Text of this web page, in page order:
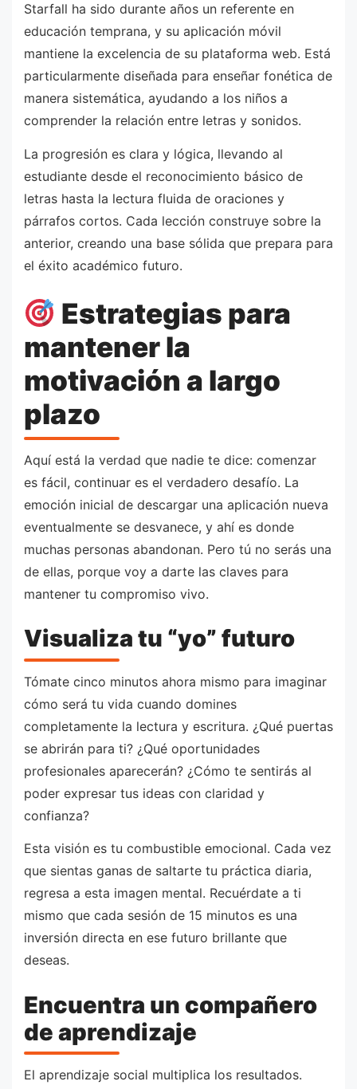
Starfall ha sido durante años un referente en
educación temprana, y su aplicación móvil
mantiene la excelencia de su plataforma web. Está
particularmente diseñada para enseñar fonética de
manera sistemática, ayudando a los niños a
comprender la relación entre letras y sonidos.
La progresión es clara y lógica, llevando al
estudiante desde el reconocimiento básico de
letras hasta la lectura fluida de oraciones y
párrafos cortos. Cada lección construye sobre la
anterior, creando una base sólida que prepara para
el éxito académico futuro.
Estrategias para
mantener la
motivación a largo
plazo
Aquí está la verdad que nadie te dice: comenzar
es fácil, continuar es el verdadero desafío. La
emoción inicial de descargar una aplicación nueva
eventualmente se desvanece, y ahí es donde
muchas personas abandonan. Pero tú no serás una
de ellas, porque voy a darte las claves para
mantener tu compromiso vivo.
Visualiza tu “yo” futuro
Tómate cinco minutos ahora mismo para imaginar
cómo será tu vida cuando domines
completamente la lectura y escritura. ¿Qué puertas
se abrirán para ti? ¿Qué oportunidades
profesionales aparecerán? ¿Cómo te sentirás al
poder expresar tus ideas con claridad y
confianza?
Esta visión es tu combustible emocional. Cada vez
que sientas ganas de saltarte tu práctica diaria,
regresa a esta imagen mental. Recuérdate a ti
mismo que cada sesión de 15 minutos es una
inversión directa en ese futuro brillante que
deseas.
Encuentra un compañero
de aprendizaje
El aprendizaje social multiplica los resultados.